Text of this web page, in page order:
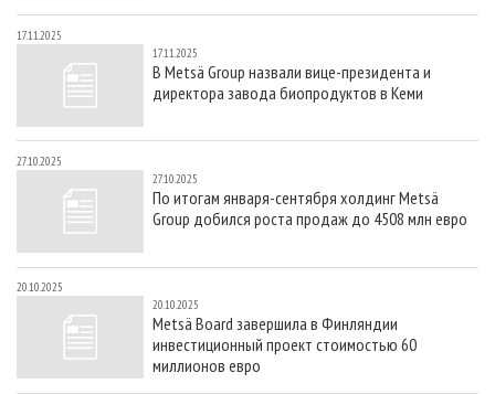
17.11.2025
17.11.2025
В Metsä Group назвали вице-президента и
директора завода биопродуктов в Кеми
27.10.2025
27.10.2025
По итогам января-сентября холдинг Metsä
Group добился роста продаж до 4508 млн евро
20.10.2025
20.10.2025
Metsä Board завершила в Финляндии
инвестиционный проект стоимостью 60
миллионов евро